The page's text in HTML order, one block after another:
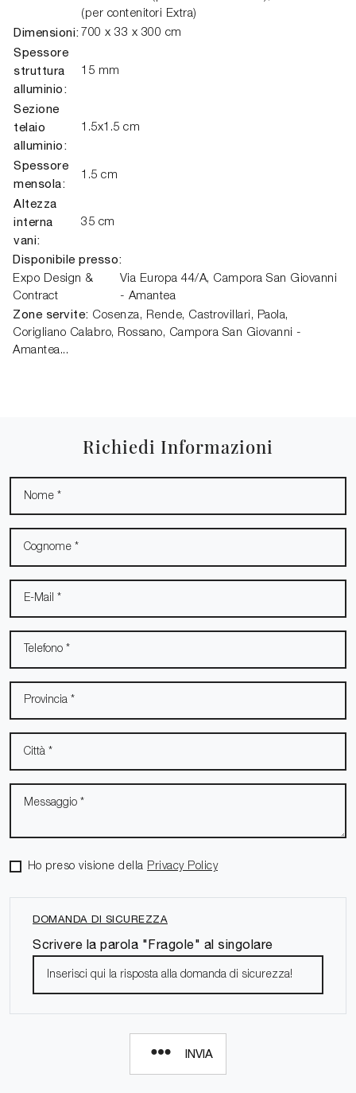
(per contenitori Extra)
Dimensioni: 700 x 33 x 300 cm
Spessore
struttura
alluminio:
15 mm
Sezione
telaio
alluminio:
1.5x1.5 cm
Spessore
mensola:
1.5 cm
Altezza
interna
vani:
35 cm
Disponibile presso:
Expo Design &
Contract
Via Europa 44/A, Campora San Giovanni
- Amantea
Zone servite: Cosenza, Rende, Castrovillari, Paola,
Corigliano Calabro, Rossano, Campora San Giovanni -
Amantea...
Richiedi Informazioni
Ho preso visione della Privacy Policy
DOMANDA DI SICUREZZA
Scrivere la parola "Fragole" al singolare
INVIA